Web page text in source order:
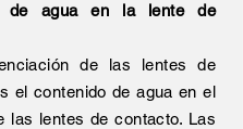
de agua en la lente de
de las lentes de
el contenido de agua en el
las lentes de contacto. Las